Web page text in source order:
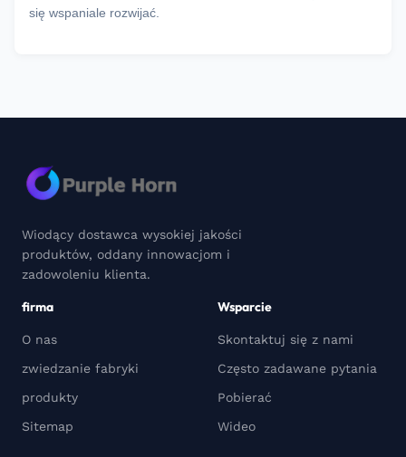
się wspaniale rozwijać.
Wiodący dostawca wysokiej jakości
produktów, oddany innowacjom i
zadowoleniu klienta.
firma
O nas
zwiedzanie fabryki
produkty
Sitemap
Wsparcie
Skontaktuj się z nami
Często zadawane pytania
Pobierać
Wideo